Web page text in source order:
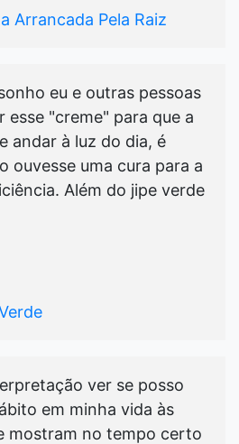
Arrancada Pela Raiz
eu e outras pessoas
esse "creme" para que a
andar à luz do dia, é
ouvesse uma cura para a
Além do jipe verde
ver se posso
em minha vida às
mostram no tempo certo